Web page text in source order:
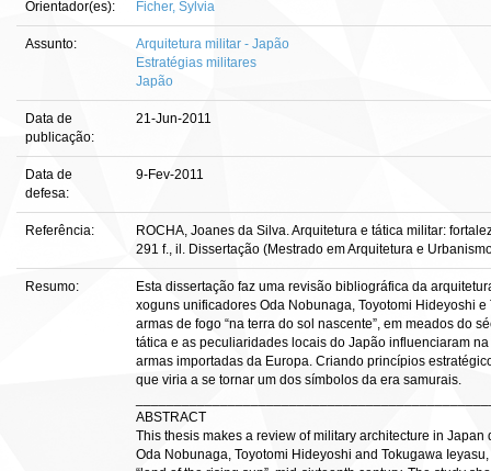
Orientador(es): Ficher, Sylvia
Assunto:
Arquitetura militar - Japão
Estratégias militares
Japão
Data de
publicação:
21-Jun-2011
Data de
defesa:
9-Fev-2011
Referência:
ROCHA, Joanes da Silva. Arquitetura e tática militar:
291 f., il. Dissertação (Mestrado em Arquitetura e
Resumo:
Esta dissertação faz uma revisão bibliográfica da
xoguns unificadores Oda Nobunaga, Toyotomi Hideyoshi
armas de fogo “na terra do sol nascente”, em meados do
tática e as peculiaridades locais do Japão influenciaram
armas importadas da Europa. Criando princípios
que viria a se tornar um dos símbolos da era samurais.
ABSTRACT
This thesis makes a review of military architecture in
Oda Nobunaga, Toyotomi Hideyoshi and Tokugawa